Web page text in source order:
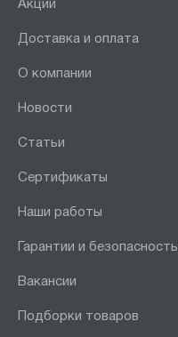
Акции
Доставка и оплата
О компании
Новости
Статьи
Сертификаты
Наши работы
Гарантии и безопасность
Вакансии
Подборки товаров